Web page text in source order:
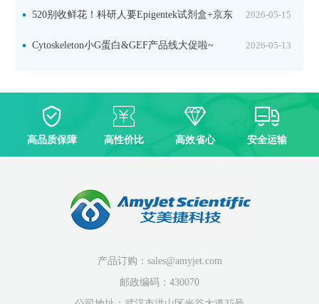
双赋能，下单即赠京东卡 2026-05-15
520别收鲜花！科研人要Epigentek试剂盒+京东
卡！ 2026-05-13
Cytoskeleton小G蛋白&GEF产品线大促啦~
高品质保障 高性价比 高效省心 安全运输
产品订购：sales@amyjet.com
邮政编码：430070